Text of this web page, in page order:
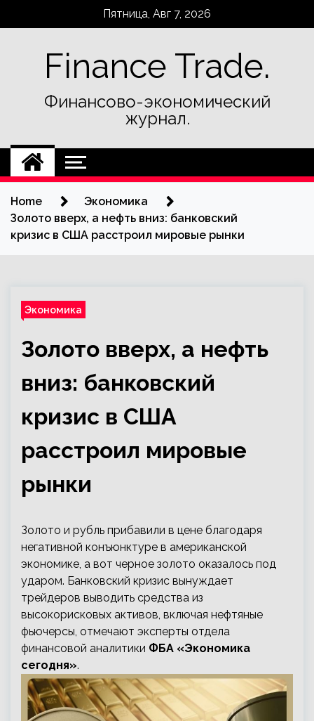
Пятница, Авг 7, 2026
Finance Trade.
Финансово-экономический
журнал.
Home
Экономика
Золото вверх, а нефть вниз: банковский
кризис в США расстроил мировые рынки
Экономика
Золото вверх, а нефть
вниз: банковский
кризис в США
расстроил мировые
рынки
Золото и рубль прибавили в цене благодаря
негативной конъюнктуре в американской
экономике, а вот черное золото оказалось под
ударом. Банковский кризис вынуждает
трейдеров выводить средства из
высокорисковых активов, включая нефтяные
фьючерсы, отмечают эксперты отдела
финансовой аналитики ФБА «Экономика
сегодня».